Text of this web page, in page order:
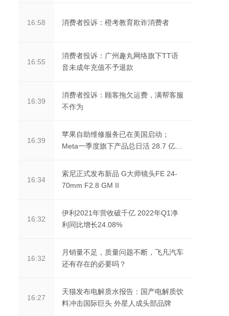
16:58 消费者投诉：橙考教育欺诈消费者
16:55
消费者投诉：广州趣丸网络旗下TT语
音未成年充值不予退款
16:39
消费者投诉：顾客拖欠运费，满帮客服
不作为
16:39
苹果自助维修服务已在美国启动；
Meta一季度旗下产品总日活 28.7 亿
16:34
索尼正式发布新品 G大师镜头FE 24-
70mm F2.8 GM II
16:32
伊利2021年营收破千亿 2022年Q1净
利同比增长24.08%
16:32
月销量不足，质量问题不断，飞凡汽车
还有存在的必要吗？
16:27
天猫发布电解质水报告：国产电解质饮
料冲击国际巨头 外星人成头部品牌